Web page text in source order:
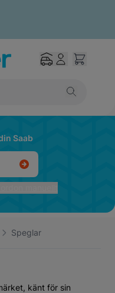
Saab
Speglar
känt för sin